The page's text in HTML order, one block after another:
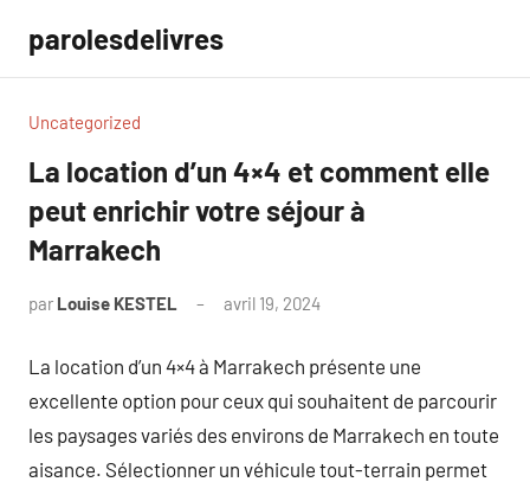
contenu
parolesdelivres
Uncategorized
La location d’un 4×4 et comment elle
peut enrichir votre séjour à
Marrakech
par Louise KESTEL avril 19, 2024
La location d’un 4×4 à Marrakech présente une
excellente option pour ceux qui souhaitent de parcourir
les paysages variés des environs de Marrakech en toute
aisance. Sélectionner un véhicule tout-terrain permet